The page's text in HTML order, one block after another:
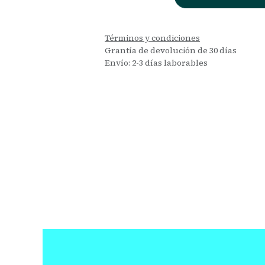
Términos y condiciones
Grantía de devolución de 30 días
Envío: 2-3 días laborables